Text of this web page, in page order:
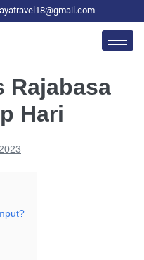
Rajabasa
Hari